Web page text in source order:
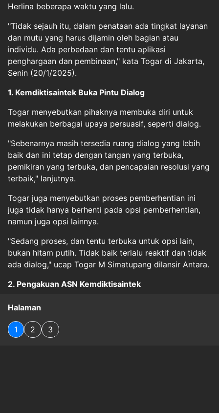
Herlina beberapa waktu yang lalu.
"Tidak sejauh itu, dalam penataan ada tingkat layanan
dan mutu yang harus dijamin oleh bagian atau
individu. Ada perbedaan dan tentu aplikasi
penghargaan dan pembinaan," kata Togar di Jakarta,
Senin (20/1/2025).
1. Kemdiktisaintek Buka Pintu Dialog
Togar menyebutkan pihaknya membuka diri untuk
melakukan berbagai upaya persuasif, seperti dialog.
"Sebenarnya masih tersedia ruang dialog yang lebih
baik dan ini tetap dengan tangan yang terbuka,
pemikiran yang terbuka, dan pencapaian resolusi yang
terbaik," lanjutnya.
Togar juga menyebutkan proses pemberhentian ini
juga tidak hanya berhenti pada opsi pemberhentian,
namun juga opsi lainnya.
"Sedang proses, dan tentu terbuka untuk opsi lain,
bukan hitam putih. Tidak baik terlalu reaktif dan tidak
ada dialog," ucap Togar M Simatupang dilansir Antara.
2. Pengakuan ASN Kemdiktisaintek
Halaman
1 2 3